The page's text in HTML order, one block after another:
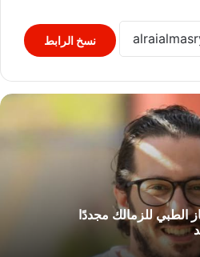
نسخ الرابط
الطبي للزمالك مجددًا